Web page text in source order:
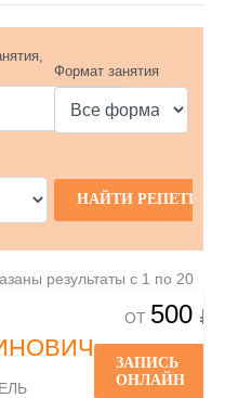
Формат занятия
результаты с 1 по 20
ОТ 500
ЗАПИСЬ
ОНЛАЙН